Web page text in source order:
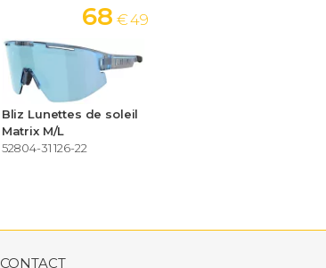
Bliz Lunettes de soleil
Matrix M/L
52804-31 126-22
68 € 49
CONTACT